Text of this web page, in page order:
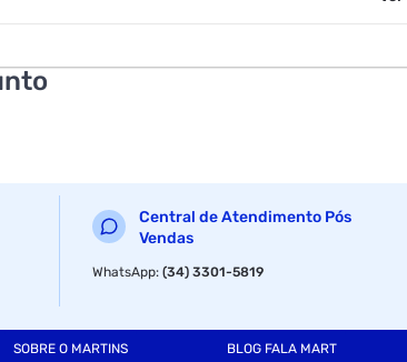
Central de Atendimento Pós
Vendas
WhatsApp:(34) 3301-5819
SOBRE O MARTINS BLOG FALA MART